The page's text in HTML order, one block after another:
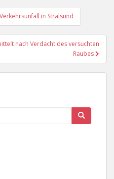
in Stralsund
nach Verdacht des versuchten
Raubes